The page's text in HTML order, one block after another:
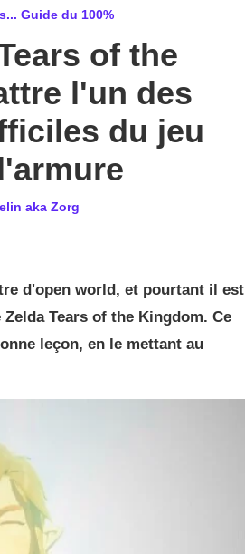
Guide du 100%
of the
l'un des
du jeu
aka Zorg
d'open world, et pourtant il est
Tears of the Kingdom. Ce
leçon, en le mettant au